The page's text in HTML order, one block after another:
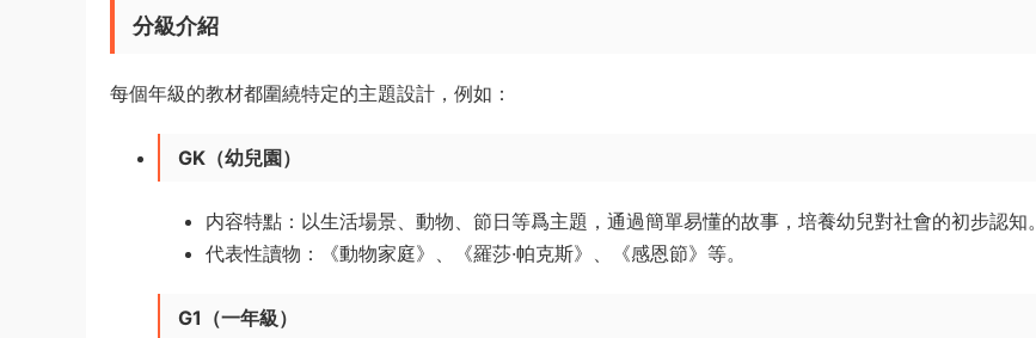
分級介紹
每個年級的教材都圍繞特定的主題設計，例如：
GK（幼兒園）
内容特點：以生活場景、動物、節日等爲主題，通過簡單易懂的故事，培養幼兒對社會的初步認知。
代表性讀物：《動物家庭》、《羅莎·帕克斯》、《感恩節》等。
G1（一年級）